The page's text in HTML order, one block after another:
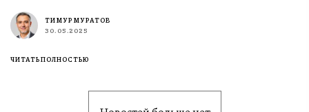
ТИМУР МУРАТОВ
30.05.2025
ЧИТАТЬ ПОЛНОСТЬЮ